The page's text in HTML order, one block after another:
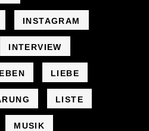
INSTAGRAM
INTERVIEW
LIEBE
LISTE
MUSIK